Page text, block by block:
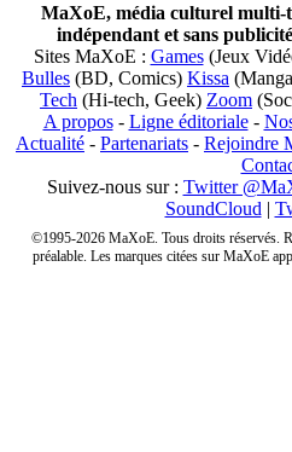
MaXoE, média culturel multi-
indépendant et sans
Sites MaXoE : Games(Jeux
Bulles (BD, Comics) Kissa
Tech (Hi-tech, Geek) Zoom
A propos- Ligne éditoriale-
Actualité - Partenariats - Rejoindre
Suivez-nous sur : Twitter
SoundCloud |
©1995-2026 MaXoE. Tous droits réservés.
préalable. Les marques citées sur MaXoE